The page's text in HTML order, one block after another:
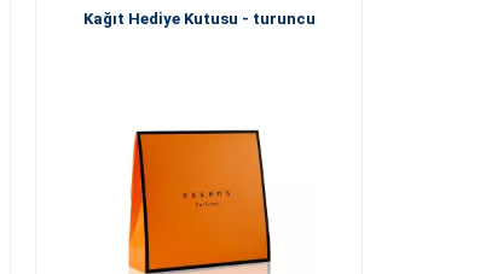
Kağıt Hediye Kutusu - turuncu